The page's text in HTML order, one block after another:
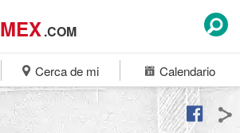
MEX.COM
Cerca de mi Calendario